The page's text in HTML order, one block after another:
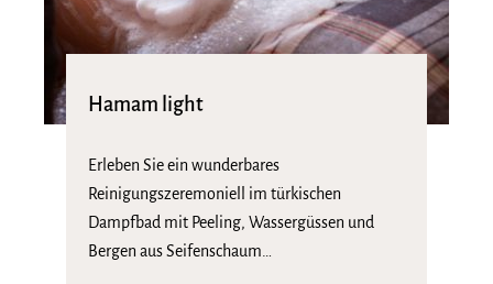
Hamam light
Erleben Sie ein wunderbares
Reinigungszeremoniell im türkischen
Dampfbad mit Peeling, Wassergüssen und
Bergen aus Seifenschaum…